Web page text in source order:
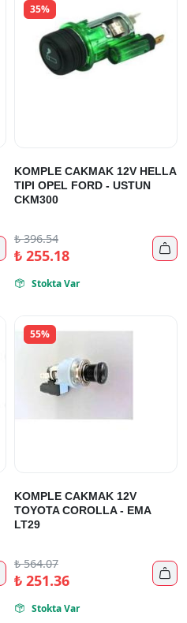
35%
KOMPLE CAKMAK 12V HELLA
TIPI OPEL FORD - USTUN
CKM300
₺396.54
₺255.18 
 Stokta Var
55%
KOMPLE CAKMAK 12V
TOYOTA COROLLA - EMA
LT29
₺564.07
₺251.36 
 Stokta Var